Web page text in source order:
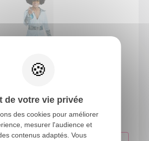
23356
disco - bleu - homme - S/M
de votre vie privée
des cookies pour améliorer
mesurer l'audience et
contenus adaptés. Vous